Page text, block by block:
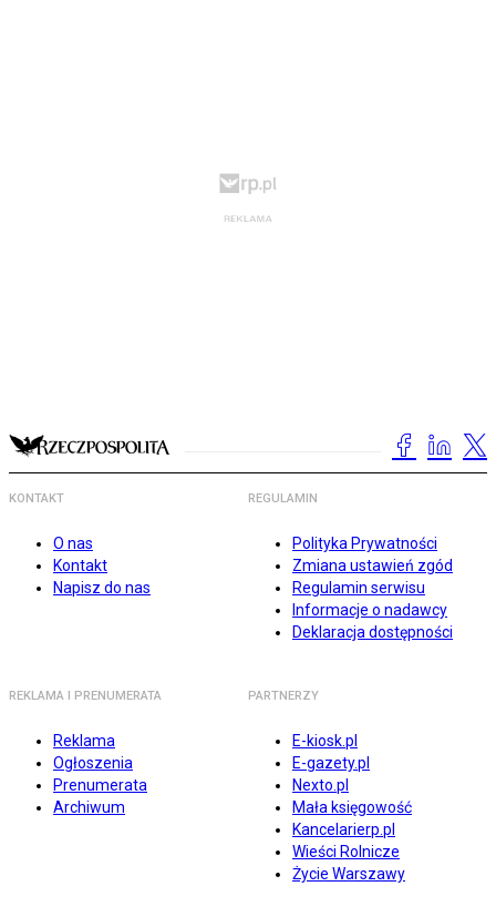
KONTAKT
O nas
Kontakt
Napisz do nas
REGULAMIN
Polityka Prywatności
Zmiana ustawień zgód
Regulamin serwisu
Informacje o nadawcy
Deklaracja dostępności
REKLAMA I PRENUMERATA
Reklama
Ogłoszenia
Prenumerata
Archiwum
PARTNERZY
E-kiosk.pl
E-gazety.pl
Nexto.pl
Mała księgowość
Kancelarierp.pl
Wieści Rolnicze
Życie Warszawy